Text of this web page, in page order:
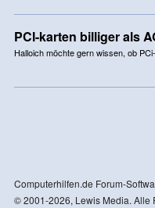
PCI-karten billiger als
Halloich möchte gern wissen, ob
Computerhilfen.de Forum-
© 2001-2026, Lewis Media. Alle